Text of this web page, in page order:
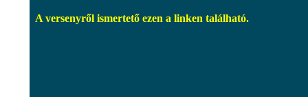
A versenyről ismertető ezen a linken található.